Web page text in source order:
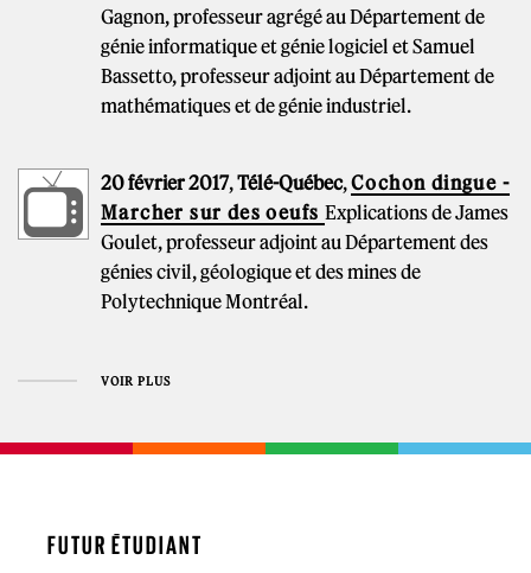
Gagnon, professeur agrégé au Département de
génie informatique et génie logiciel et Samuel
Bassetto, professeur adjoint au Département de
mathématiques et de génie industriel.
20 février 2017,Télé-Québec,Cochon dingue -
Marcher sur des oeufs Explications de James
Goulet, professeur adjoint au Département des
génies civil, géologique et des mines de
Polytechnique Montréal.
VOIR PLUS
FUTUR ÉTUDIANT